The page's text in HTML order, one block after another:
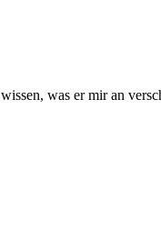
was er mir an